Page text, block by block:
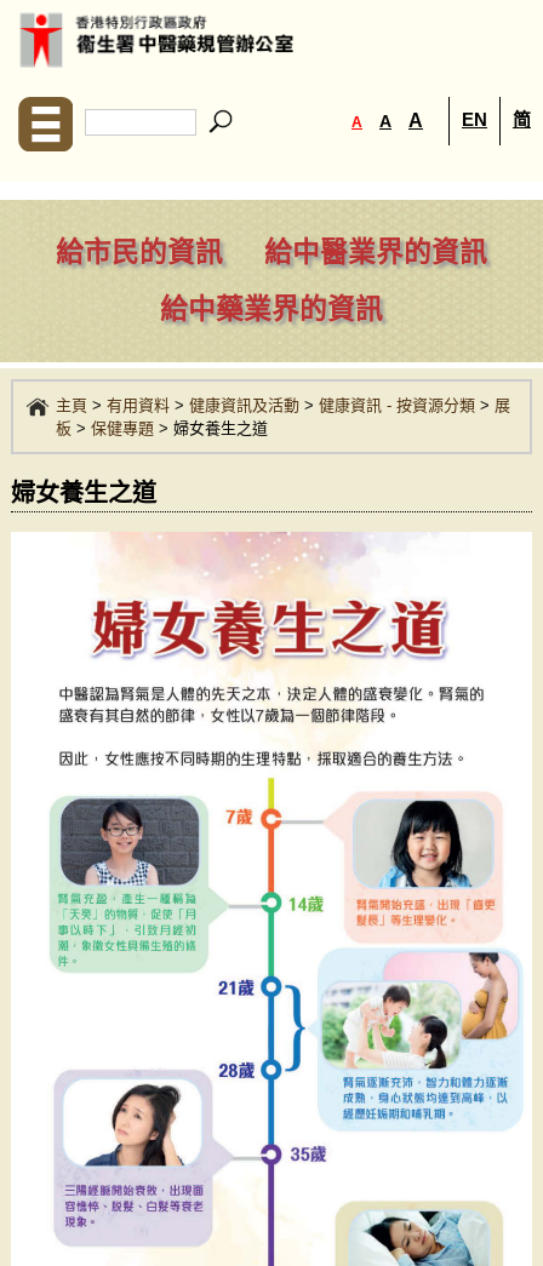
A A A EN 简
給市民的資訊
給中醫業界的資訊
給中藥業界的資訊
主頁 > 有用資料> 健康資訊及活動> 健康資訊 - 按資源分類> 展
板 > 保健專題> 婦女養生之道
婦女養生之道